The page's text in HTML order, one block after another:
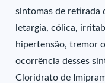
sintomas de retirada
letargia, cólica,
hipertensão, tremor
ocorrência desses
Cloridrato de